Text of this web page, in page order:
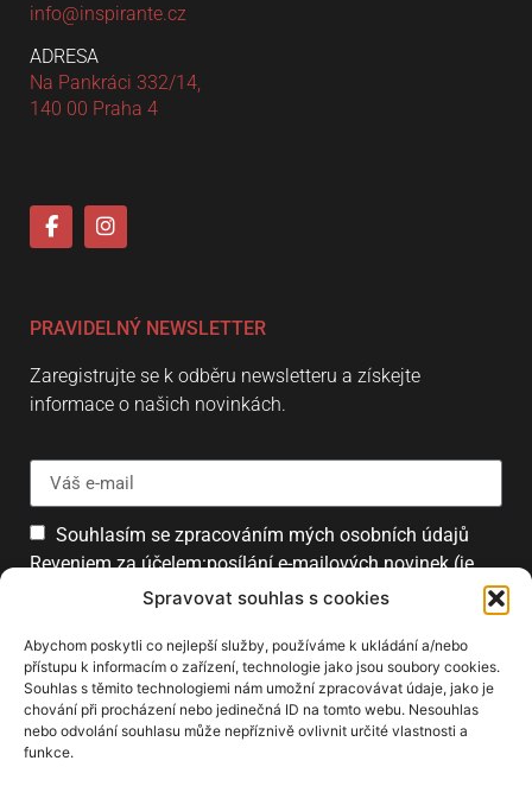
Spravovat souhlas s cookies
Abychom poskytli co nejlepší služby, používáme k ukládání a/nebo
přístupu k informacím o zařízení, technologie jako jsou soubory cookies.
Souhlas s těmito technologiemi nám umožní zpracovávat údaje, jako je
chování při procházení nebo jedinečná ID na tomto webu. Nesouhlas
nebo odvolání souhlasu může nepříznivě ovlivnit určité vlastnosti a
funkce.
info@inspirante.cz
ADRESA
Na Pankráci 332/14,
140 00 Praha 4
PRAVIDELNÝ NEWSLETTER
Zaregistrujte se k odběru newsletteru a získejte
informace o našich novinkách.
Souhlasím se zpracováním mých osobních údajů
Reveniem za účelem:posílání e-mailových novinek (je
možné se kdykoliv odhlásit).
Přihlásit
PARTNEŘI